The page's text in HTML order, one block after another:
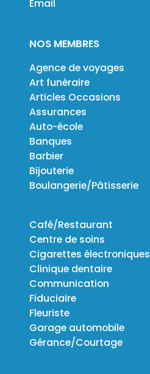
Email
NOS MEMBRES
Agence de voyages
Art funéraire
Articles Occasions
Assurances
Auto-école
Banques
Barbier
Bijouterie
Boulangerie/Pâtisserie
Café/Restaurant
Centre de soins
Cigarettes électroniques
Clinique dentaire
Communication
Fiduciaire
Fleuriste
Garage automobile
Gérance/Courtage